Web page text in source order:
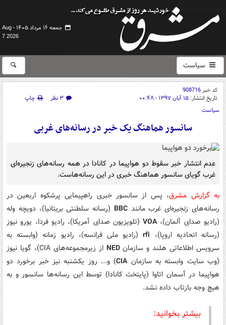
جمعه ۱۶ مرداد ۱۴۰۵ -
Aug
7 2026
سیاست
کد خبر908716
تاریخ انتشار: ۱۵ آبان ۱۳۹۷ - ۰۰:۴۸ ۳ نظر
چاپ
سیاست
سانسور هماهنگ یک خبر در رسانه‌های غربی
عدم انتشار خبر سقوط دو هواپیما در کانادا در همه رسانه‌های زنجیره‌ای
غرب گویای سانسور هماهنگ خبری در این رسانه‌هاست.
به گزارش مشرق، پس از سانسور خبری راهپیمایی پرشکوه اربعین در
رسانه‌های زنجیره‌ای غرب مانندBBC (رسانه سلطنتی بریتانیا)، دویچه وله
(رادیو صدای آلمان)،VOA (تلویزیون صدای آمریکا)، رادیو فردا، یورو نیوز
(رسانه اتحادیه اروپا)، rfi(رادیو ملی فرانسه)، رادیو زمانه (وابسته به
سرویس اطلاعاتی هلند و سازمانNED
از زیرمجموعه‌های CIA)، گویا نیوز
(وب سایت وابسته به سازمانCIA) و... روز یکشنبه نیز خبر برخورد دو
هواپیما در آسمان اتاوا (پایتخت کانادا) توسط این رسانه‌ها سانسور و به
هیچ وجه بازتاب داده نشد.
بیشتر بخوانید: